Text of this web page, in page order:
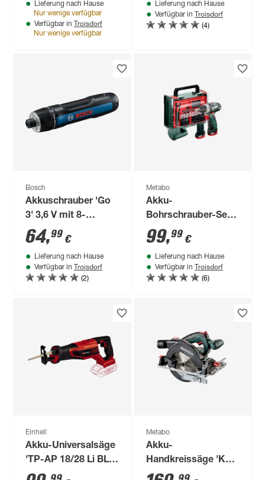
Lieferung nach Hause
Nur wenige verfügbar
Verfügbar in Troisdorf
Nur wenige verfügbar
Lieferung nach Hause
Verfügbar in Troisdorf
(4)
Bosch
Akkuschrauber 'Go
3' 3,6 V mit 8-
teiligem Bit-Set und
USB-Ladekabel
64,99 €
Lieferung nach Hause
Verfügbar in Troisdorf
(2)
Metabo
Akku-
Bohrschrauber-Set
'PowerMaxx BS
Basic' 12 V mit 2
Akkus und
Ladegerät
99,99 €
Lieferung nach Hause
Verfügbar in Troisdorf
(6)
Einhell
Akku-Universalsäge
'TP-AP 18/28 Li BL -
Solo' 18 V ohne Akku
Metabo
Akku-
Handkreissäge 'KS
18 LTX 57' 18 V ohne